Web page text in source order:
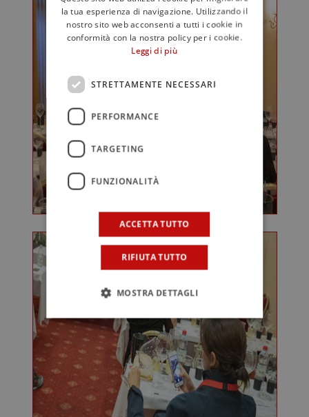
la tua esperienza di navigazione. Utilizzando il
nostro sito web acconsenti a tutti i cookie in
conformità con la nostra policy per i cookie.
Leggi di più
STRETTAMENTE NECESSARI
PERFORMANCE
TARGETING
FUNZIONALITÀ
ACCETTA TUTTO
RIFIUTA TUTTO
MOSTRA DETTAGLI